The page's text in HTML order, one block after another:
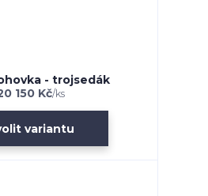
- trojsedák
150 Kč/ks
variantu